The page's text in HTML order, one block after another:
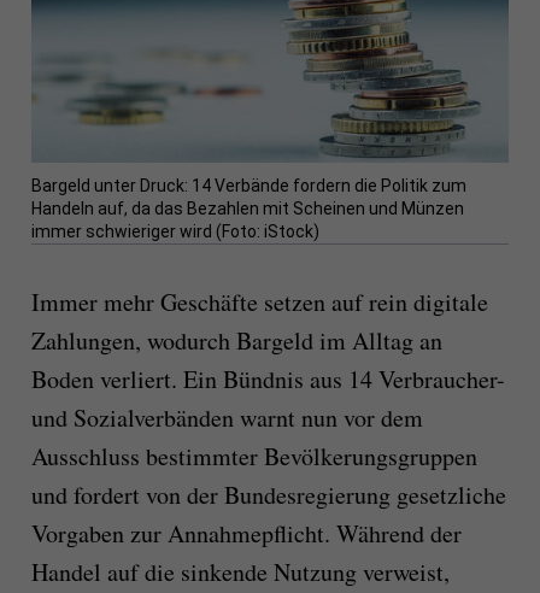
Bargeld unter Druck: 14 Verbände fordern die Politik zum
Handeln auf, da das Bezahlen mit Scheinen und Münzen
immer schwieriger wird (Foto: iStock)
Immer mehr Geschäfte setzen auf rein digitale
Zahlungen, wodurch Bargeld im Alltag an
Boden verliert. Ein Bündnis aus 14 Verbraucher-
und Sozialverbänden warnt nun vor dem
Ausschluss bestimmter Bevölkerungsgruppen
und fordert von der Bundesregierung gesetzliche
Vorgaben zur Annahmepflicht. Während der
Handel auf die sinkende Nutzung verweist,